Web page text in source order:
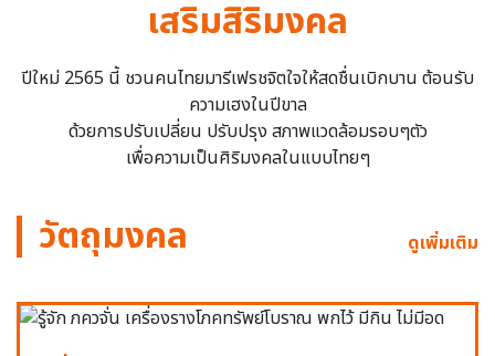
เสริมสิริมงคล
ปีใหม่ 2565 นี้ ชวนคนไทยมารีเฟรชจิตใจให้สดชื่นเบิกบาน ต้อนรับ
ความเฮงในปีขาล
ด้วยการปรับเปลี่ยน ปรับปรุง สภาพแวดล้อมรอบๆตัว
เพื่อความเป็นศิริมงคลในแบบไทยๆ
วัตถุมงคล ดูเพิ่มเติม